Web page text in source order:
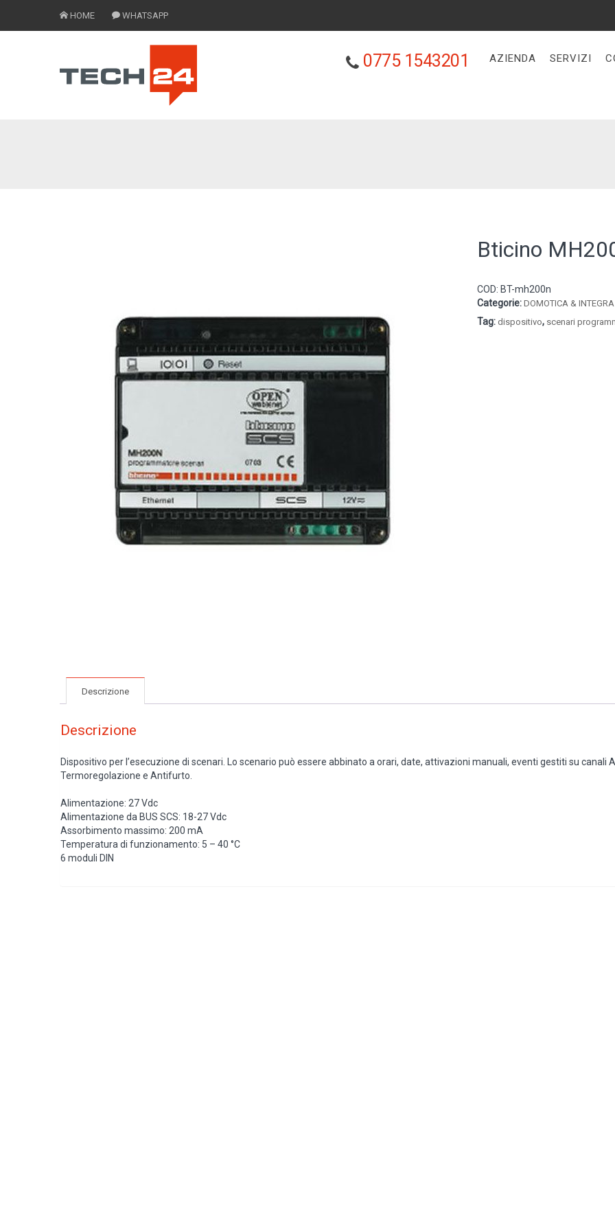
HOME WHATSAPP
0775 1543201 AZIENDA SERVIZI
Bticino
COD: BT-mh200n
Categorie:DOMOTICA &
Tag: dispositivo, scenari
Descrizione
Descrizione
Dispositivo per l’esecuzione di scenari. Lo scenario può essere abbinato a orari, date, attivazioni manuali, eventi gestiti su
Termoregolazione e Antifurto.
Alimentazione: 27 Vdc
Alimentazione da BUS SCS: 18-27 Vdc
Assorbimento massimo: 200 mA
Temperatura di funzionamento: 5 – 40 °C
6 moduli DIN